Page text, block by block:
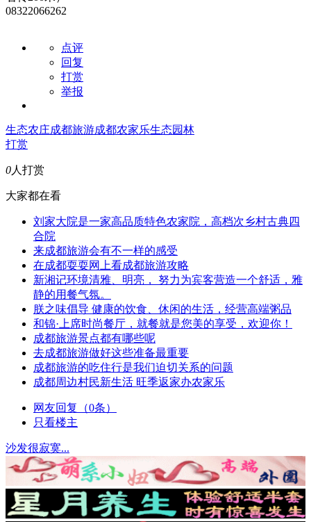
08322066262
点评
回复
打赏
举报
生态农庄成都旅游成都农家乐生态园林
打赏
0人打赏
大家都在看
刘家大院是一家高品质特色农家院，高档次乡村古典四
合院
来成都旅游会有不一样的感受
在成都耍耍网上看成都旅游攻略
新湘记环境清雅、明亮， 努力为宾客营造一个舒适，雅
静的用餐气氛。
朕之味倡导 健康的饮食、休闲的生活，经营高端粥品
和锦·上席时尚餐厅，就餐就是您美的享受，欢迎你！
成都旅游景点都有哪些呢
去成都旅游做好这些准备最重要
成都旅游的吃住行是我们迫切关系的问题
成都周边村民新生活 旺季返家办农家乐
网友回复（0条）
只看楼主
沙发很寂寞...